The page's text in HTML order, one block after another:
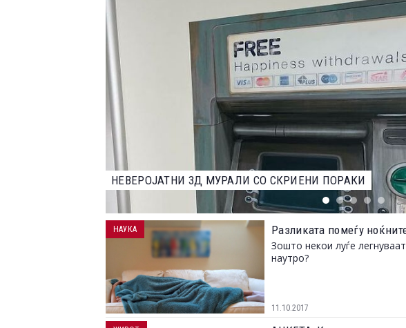
НАЈДОБРИТЕ ФОТОГРАФИИ ОД НАТПРЕВАРОТ ЗА
2023 ГОДИНА
Разликата помеѓу
Зошто некои луѓе
наутро?
11.10.2017
НАУКА